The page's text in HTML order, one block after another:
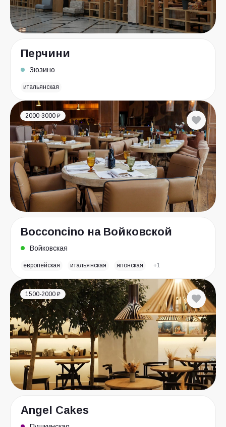
Перчини
Зюзино
итальянская
2000-3000 ₽
Bocconcino на Войковской
Войковская
европейская итальянская японская +1
1500-2000 ₽
Angel Cakes